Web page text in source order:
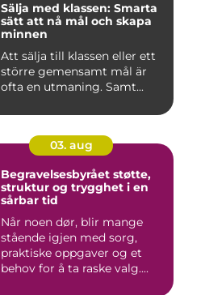
Sälja med klassen: Smarta
sätt att nå mål och skapa
minnen
Att sälja till klassen eller ett
större gemensamt mål är
ofta en utmaning. Samt...
03. aug
Begravelsesbyrået støtte,
struktur og trygghet i en
sårbar tid
Når noen dør, blir mange
stående igjen med sorg,
praktiske oppgaver og et
behov for å ta raske valg....